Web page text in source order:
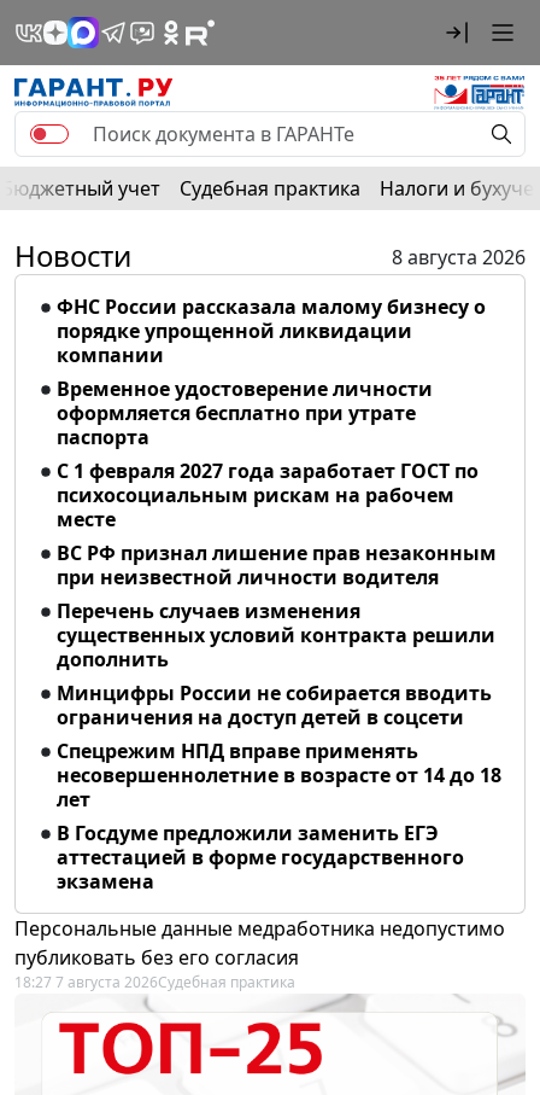
Бюджетный учет Судебная практика Налоги и
Новости
8 августа 2026
ФНС России рассказала малому бизнесу о
порядке упрощенной ликвидации
компании
Временное удостоверение личности
оформляется бесплатно при утрате
паспорта
С 1 февраля 2027 года заработает ГОСТ по
психосоциальным рискам на рабочем
месте
ВС РФ признал лишение прав незаконным
при неизвестной личности водителя
Перечень случаев изменения
существенных условий контракта решили
дополнить
Минцифры России не собирается вводить
ограничения на доступ детей в соцсети
Спецрежим НПД вправе применять
несовершеннолетние в возрасте от 14 до 18
лет
В Госдуме предложили заменить ЕГЭ
аттестацией в форме государственного
экзамена
Персональные данные медработника недопустимо
публиковать без его согласия
18:27 7 августа 2026Судебная практика